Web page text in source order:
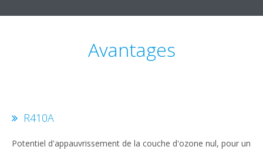
Avantages
R410A
Potentiel d'appauvrissement de la couche d'ozone nul, pour un